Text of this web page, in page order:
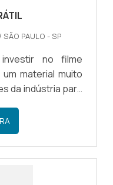
/ SÃO PAULO - SP
no filme
material muito
da indústria para
meio do filme o
de investir em
através da
ser utilizado de
um dos